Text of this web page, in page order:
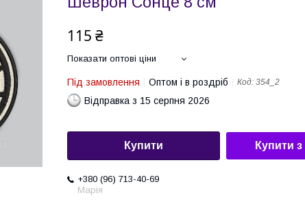
115 ₴
Показати оптові ціни
Під замовлення Оптом і в роздріб Код: 354_2
Відправка з 15 серпня 2026
Купити Купити з
+380 (96) 713-40-69
Марія